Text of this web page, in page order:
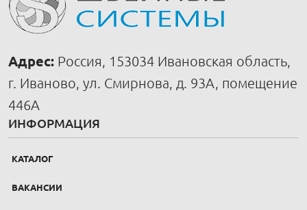
Адрес: Россия, 153034 Ивановская область,
г. Иваново, ул. Смирнова, д. 93А, помещение
446А
ИНФОРМАЦИЯ
КАТАЛОГ
ВАКАНСИИ